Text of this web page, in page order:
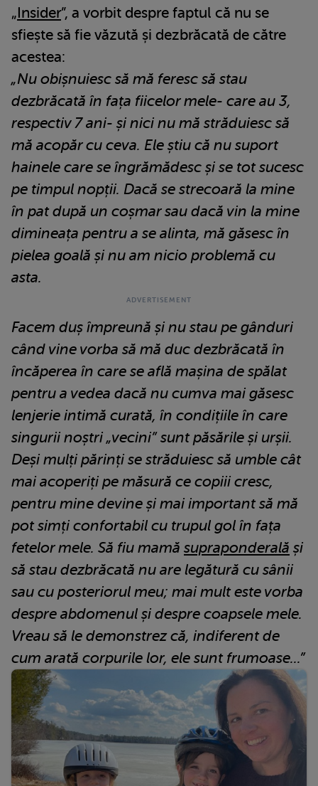
„Insider”, a vorbit despre faptul că nu se
sfiește să fie văzută și dezbrăcată de către
acestea:
„Nu obișnuiesc să mă feresc să stau
dezbrăcată în fața fiicelor mele- care au 3,
respectiv 7 ani- și nici nu mă străduiesc să
mă acopăr cu ceva. Ele știu că nu suport
hainele care se îngrămădesc și se tot sucesc
pe timpul nopții. Dacă se strecoară la mine
în pat după un coșmar sau dacă vin la mine
dimineața pentru a se alinta, mă găsesc în
pielea goală și nu am nicio problemă cu
asta.
Facem duș împreună și nu stau pe gânduri
când vine vorba să mă duc dezbrăcată în
încăperea în care se află mașina de spălat
pentru a vedea dacă nu cumva mai găsesc
lenjerie intimă curată, în condițiile în care
singurii noștri „vecini” sunt păsările și urșii.
Deși mulți părinți se străduiesc să umble cât
mai acoperiți pe măsură ce copiii cresc,
pentru mine devine și mai important să mă
pot simți confortabil cu trupul gol în fața
fetelor mele. Să fiu mamă supraponderală și
să stau dezbrăcată nu are legătură cu sânii
sau cu posteriorul meu; mai mult este vorba
despre abdomenul și despre coapsele mele.
Vreau să le demonstrez că, indiferent de
cum arată corpurile lor, ele sunt frumoase...”